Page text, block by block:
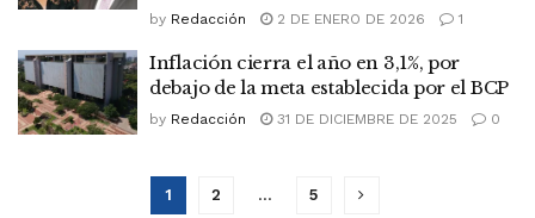
by Redacción 2 DE ENERO DE 2026 1
Inflación cierra el año en 3,1%, por
debajo de la meta establecida por el BCP
by Redacción 31 DE DICIEMBRE DE 2025 0
1 2 … 5